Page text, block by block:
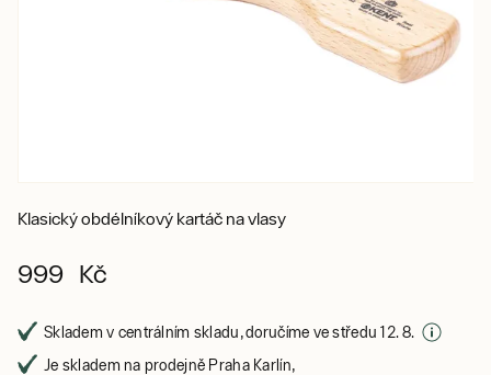
Klasický obdélníkový kartáč na vlasy
999 Kč
Skladem v centrálním skladu, doručíme ve středu 12. 8.
Je skladem na prodejně Praha Karlín,